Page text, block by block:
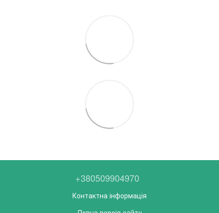
+380509904970
Контактна інформація